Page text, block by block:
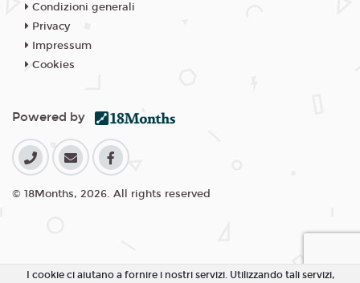
Condizioni generali
Privacy
Impressum
Cookies
Powered by
© 18Months, 2026. All rights reserved
I cookie ci aiutano a fornire i nostri servizi. Utilizzando tali servizi,